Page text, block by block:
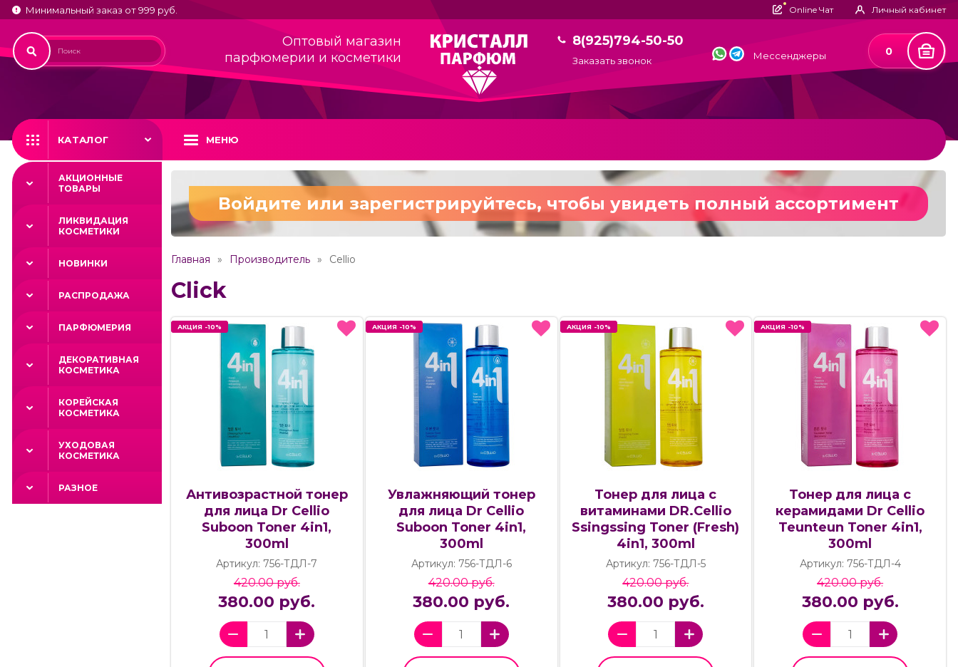
Минимальный заказ от 999 руб. Online Чат Личный кабинет
Оптовый магазин
парфюмерии и косметики
8(925)794-50-50
Заказать звонок Мессенджеры 0
КАТАЛОГ МЕНЮ
АКЦИОННЫЕ
ТОВАРЫ
ЛИКВИДАЦИЯ
КОСМЕТИКИ
НОВИНКИ
РАСПРОДАЖА
ПАРФЮМЕРИЯ
ДЕКОРАТИВНАЯ
КОСМЕТИКА
КОРЕЙСКАЯ
КОСМЕТИКА
УХОДОВАЯ
КОСМЕТИКА
РАЗНОЕ
Войдите или зарегистрируйтесь, чтобы увидеть полный ассортимент
Главная Производитель Cellio
Click
АКЦИЯ -10%
Антивозрастной тонер
для лица Dr Cellio
Suboon Toner 4in1,
300ml
Артикул: 756-ТДЛ-7
АКЦИЯ -10%
420.00 руб.
380.00 руб.
АКЦИЯ -10%
Увлажняющий тонер
для лица Dr Cellio
Suboon Toner 4in1,
300ml
Артикул: 756-ТДЛ-6
АКЦИЯ -10%
420.00 руб.
380.00 руб.
АКЦИЯ -10%
Тонер для лица с
витаминами DR.Cellio
Ssingssing Toner (Fresh)
4in1, 300ml
Артикул: 756-ТДЛ-5
АКЦИЯ -10%
420.00 руб.
380.00 руб.
АКЦИЯ -10%
Тонер для лица с
керамидами Dr Cellio
Teunteun Toner 4in1,
300ml
Артикул: 756-ТДЛ-4
АКЦИЯ -10%
420.00 руб.
380.00 руб.